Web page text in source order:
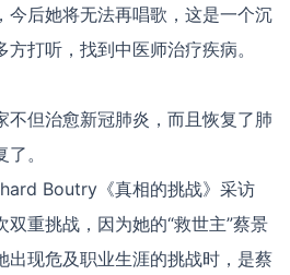
今后她将无法再唱歌，这是一个沉
打听，找到中医师治疗疾病。
不但治愈新冠肺炎，而且恢复了肺
。
Boutry《真相的挑战》采访
重挑战，因为她的“救世主”蔡景
出现危及职业生涯的挑战时，是蔡